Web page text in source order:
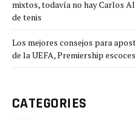
mixtos, todavía no hay Carlos
de tenis
Los mejores consejos para
de la UEFA, Premiership
CATEGORIES